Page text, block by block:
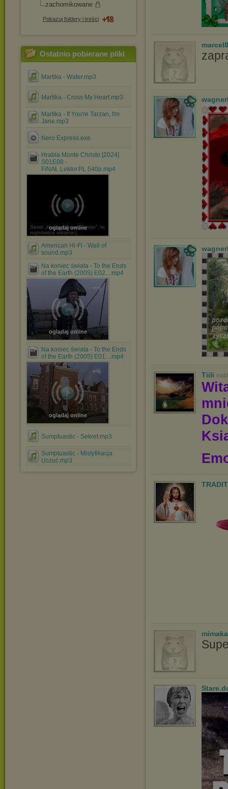
zachomikowane
Pokazuj foldery i treści
Ostatnio pobierane pliki
Martika - Water.mp3
Martika - Cross My Heart.mp3
Martika - If You're Tarzan, I'm
Jane.mp3
Nero Express.exe
Hrabia Monte Christo [2024]
S01E08 -
FiNAŁ.Lektor.PL.540p.mp4
oglądaj online
Serial „Hrabia Monte Christo”, to
najnowsza adaptacj ...
American Hi-Fi - Wall of
sound.mp3
Na koniec świata - To the Ends
of the Earth (2005) E02....mp4
oglądaj online
Na koniec świata - To the Ends
of the Earth (2005) E01....mp4
oglądaj online
Sumptuastic - Sekret.mp3
Sumptuastic - Mistyfikacja
Uczuć.mp3
Tiili